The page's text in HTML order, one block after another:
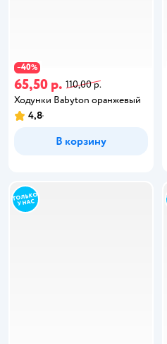
−40%
65,50 р. 110,00 р.
Ходунки Babyton оранжевый
4,8
В корзину